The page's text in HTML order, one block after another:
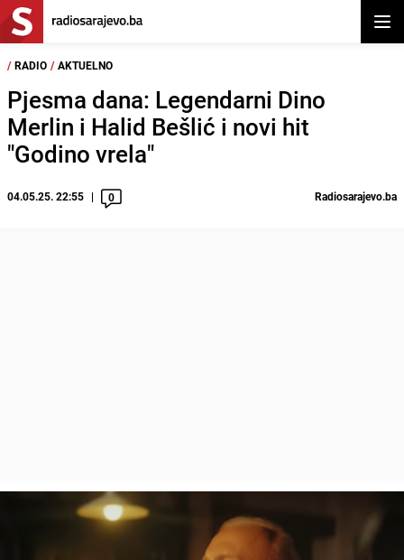
/ RADIO / AKTUELNO
Pjesma dana: Legendarni Dino
Merlin i Halid Bešlić i novi hit
"Godino vrela"
04.05.25. 22:55 0 Radiosarajevo.ba